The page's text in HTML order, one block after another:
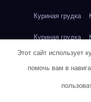
Куриная грудка
Куриная грудка
Этот сайт использует
помочь вам в